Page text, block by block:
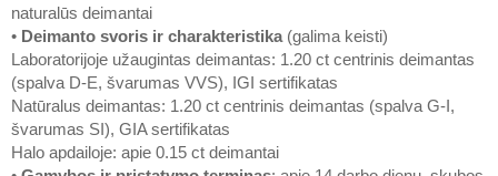
naturalūs deimantai
• Deimanto svoris ir charakteristika (galima keisti)
Laboratorijoje užaugintas deimantas: 1.20 ct centrinis deimantas
(spalva D-E, švarumas VVS), IGI sertifikatas
Natūralus deimantas: 1.20 ct centrinis deimantas (spalva G-I,
švarumas SI), GIA sertifikatas
Halo apdailoje: apie 0.15 ct deimantai